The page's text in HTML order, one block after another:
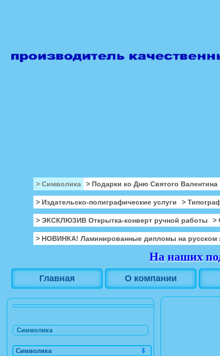
> Символика > Подарки ко Дню Святого Валентина
> Издательско-полиграфические услуги >
> ЭКСКЛЮЗИВ Открытка-конверт ручной работы >
> НОВИНКА! Ламинированные дипломы на русском
На наших
Главная О компании
Символика
Символика